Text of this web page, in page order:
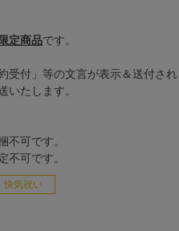
定商品です。
受付」等の文言が表示＆送付さ
いたします。
不可です。
不可です。
快気祝い